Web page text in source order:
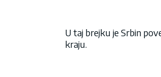
U taj brejku je Srbin
kraju.